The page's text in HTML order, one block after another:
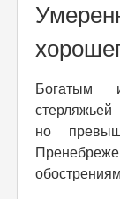
Богатым
стерляжьей
но